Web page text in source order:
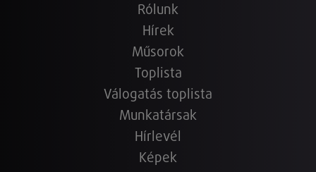
Rólunk
Hírek
Műsorok
Toplista
Válogatás toplista
Munkatársak
Hírlevél
Képek